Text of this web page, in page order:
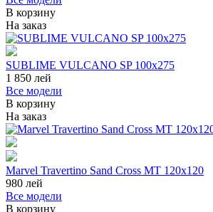
В корзину
На заказ
SUBLIME VULCANO SP 100x275
1 850 лей
Все модели
В корзину
На заказ
Marvel Travertino Sand Cross MT 120x120
980 лей
Все модели
В корзину